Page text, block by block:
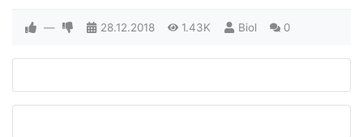
— 28.12.2018 1.43K Biol 0